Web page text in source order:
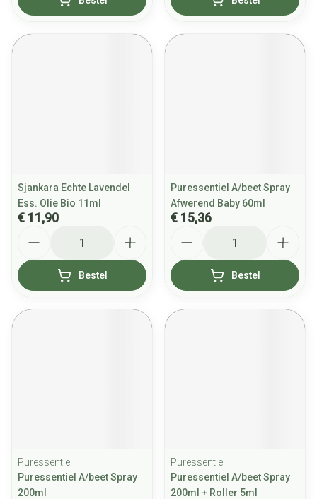
Sjankara Echte Lavendel
Ess. Olie Bio 11ml
€ 11,90
Bestel
Puressentiel A/beet Spray
Afwerend Baby 60ml
€ 15,36
Bestel
Puressentiel
Puressentiel A/beet Spray
200ml
Puressentiel
Puressentiel A/beet Spray
200ml + Roller 5ml